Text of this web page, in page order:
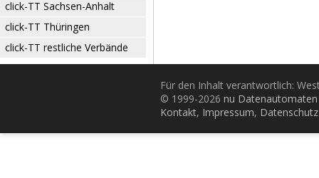
click-TT Sachsen-Anhalt
click-TT Thüringen
click-TT restliche Verbände
Für den Inhalt verantwortlich:
© 1999-2026 nu
Kontakt, Impressum, Datenschutz